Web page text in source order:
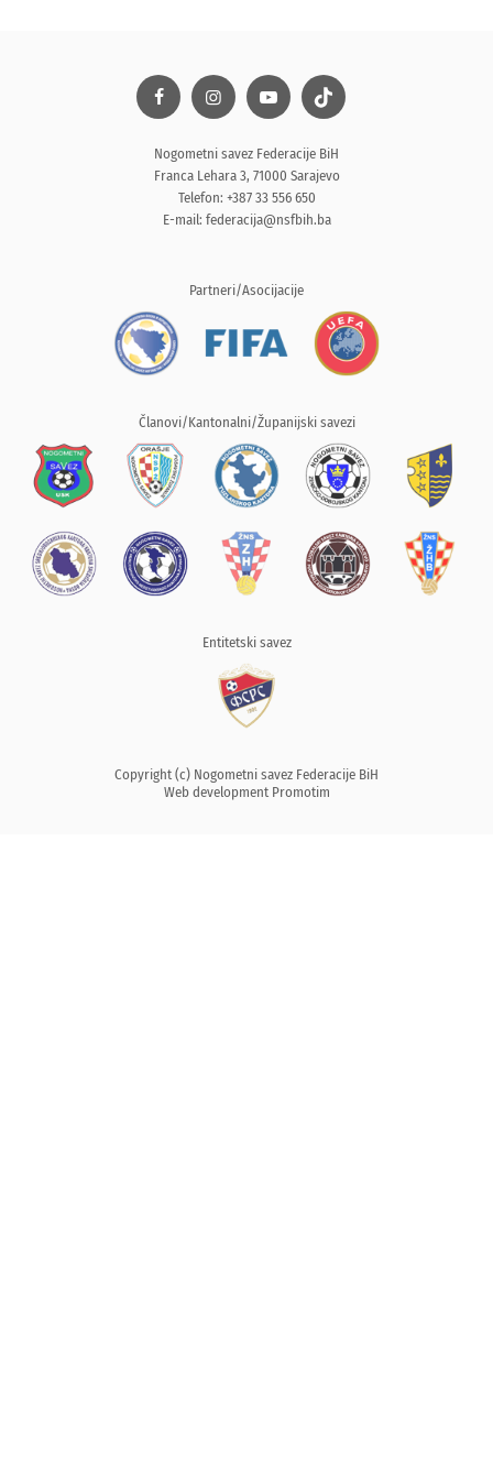
Nogometni savez Federacije BiH
Franca Lehara 3, 71000 Sarajevo
Telefon: +387 33 556 650
E-mail: federacija@nsfbih.ba
Partneri/Asocijacije
Članovi/Kantonalni/Županijski savezi
Entitetski savez
Copyright (c) Nogometni savez Federacije BiH
Web development Promotim